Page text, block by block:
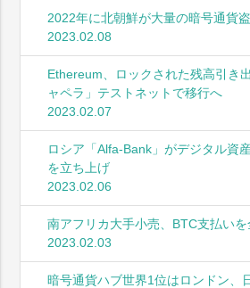
2022年に北朝鮮が大量の暗号通貨
2023.02.08
Ethereum、ロックされた残高引き
ャペラ」テストネットで移行へ
2023.02.07
ロシア「Alfa-Bank」がデジタル資
を立ち上げ
2023.02.06
南アフリカ大手小売、BTC支払い
2023.02.03
暗号通貨ハブ世界1位はロンドン、